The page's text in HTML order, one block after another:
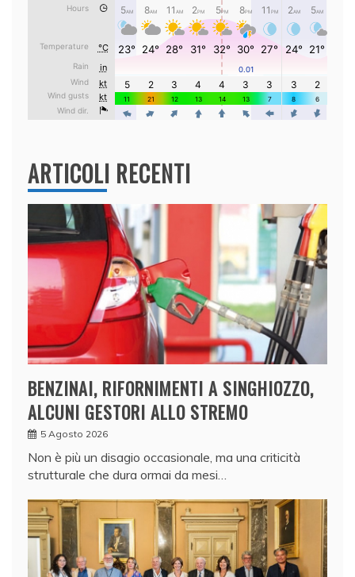
ARTICOLI RECENTI
BENZINAI, RIFORNIMENTI A SINGHIOZZO,
ALCUNI GESTORI ALLO STREMO
5 Agosto 2026
Non è più un disagio occasionale, ma una criticità
strutturale che dura ormai da mesi…